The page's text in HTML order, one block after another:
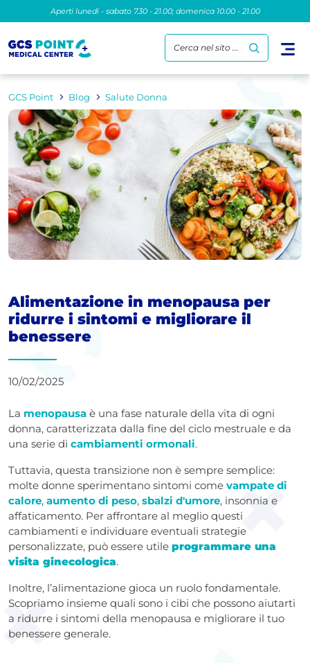
Aperti lunedì - sabato 7.30 - 21.00; domenica 10.00 - 21.00
Cerca nel sito ...
GCS Point Blog Salute Donna
Alimentazione in menopausa per
ridurre i sintomi e migliorare il
benessere
10/02/2025
La menopausa è una fase naturale della vita di ogni
donna, caratterizzata dalla fine del ciclo mestruale e da
una serie di cambiamenti ormonali.
Tuttavia, questa transizione non è sempre semplice:
molte donne sperimentano sintomi come vampate di
calore, aumento di peso, sbalzi d'umore, insonnia e
affaticamento. Per affrontare al meglio questi
cambiamenti e individuare eventuali strategie
personalizzate, può essere utile programmare una
visita ginecologica.
Inoltre, l’alimentazione gioca un ruolo fondamentale.
Scopriamo insieme quali sono i cibi che possono aiutarti
a ridurre i sintomi della menopausa e migliorare il tuo
benessere generale.